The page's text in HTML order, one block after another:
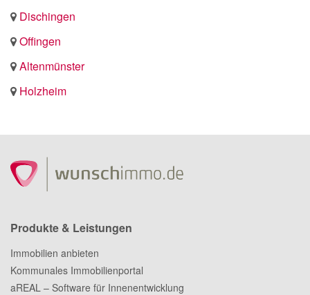
Dischingen
Offingen
Altenmünster
Holzheim
Produkte & Leistungen
Immobilien anbieten
Kommunales Immobilienportal
aREAL – Software für Innenentwicklung